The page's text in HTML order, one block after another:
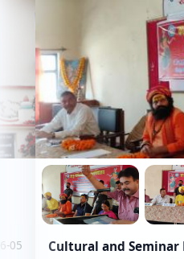
and Seminar Programme